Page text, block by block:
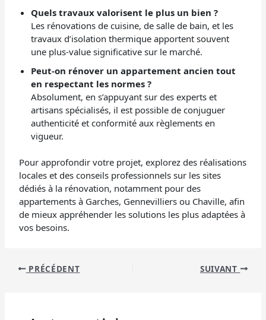
Quels travaux valorisent le plus un bien ?
Les rénovations de cuisine, de salle de bain, et les
travaux d’isolation thermique apportent souvent
une plus-value significative sur le marché.
Peut-on rénover un appartement ancien tout
en respectant les normes ?
Absolument, en s’appuyant sur des experts et
artisans spécialisés, il est possible de conjuguer
authenticité et conformité aux règlements en
vigueur.
Pour approfondir votre projet, explorez des réalisations
locales et des conseils professionnels sur les sites
dédiés à la rénovation, notamment pour des
appartements à Garches, Gennevilliers ou Chaville, afin
de mieux appréhender les solutions les plus adaptées à
vos besoins.
PRÉCÉDENT SUIVANT